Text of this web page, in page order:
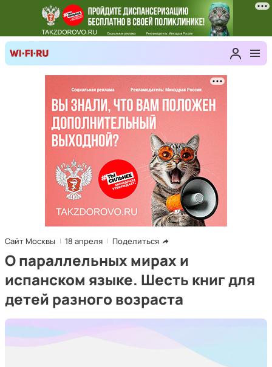
Сайт Москвы 18 апреля Поделиться
О параллельных мирах и
испанском языке. Шесть книг для
детей разного возраста